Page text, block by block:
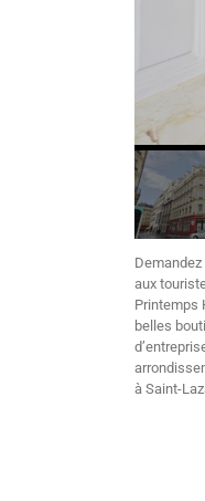
aux
Printemps
belles
à Saint-